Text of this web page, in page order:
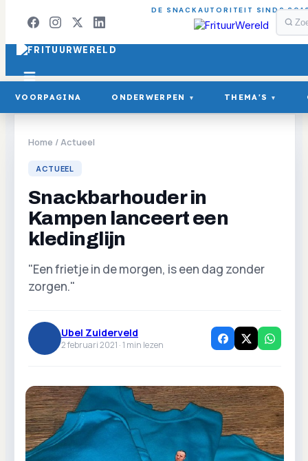
DE SNACKAUTORITEIT SINDS
VOORPAGINA ONDERWERPEN ▾ THEMA'S ▾
Home /Actueel
ACTUEEL
Snackbarhouder in
Kampen lanceert een
kledinglijn
"Een frietje in de morgen, is een dag zonder
zorgen."
Ubel Zuiderveld
2 februari 2021 ·1 min lezen